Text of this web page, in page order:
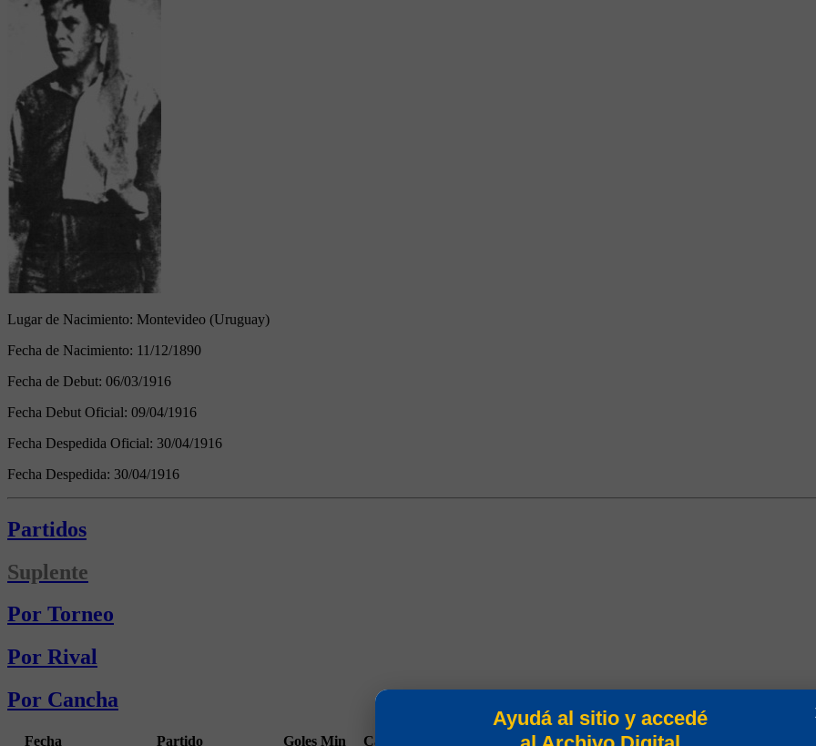
Lugar de Nacimiento: Montevideo (Uruguay)
Fecha de Nacimiento: 11/12/1890
Fecha de Debut: 06/03/1916
Fecha Debut Oficial: 09/04/1916
Fecha Despedida Oficial: 30/04/1916
Fecha Despedida: 30/04/1916
Partidos
Suplente
Por Torneo
Por Rival
Por Cancha
Fecha Partido Goles Min Campeonato
Ayudá al sitio y accedé